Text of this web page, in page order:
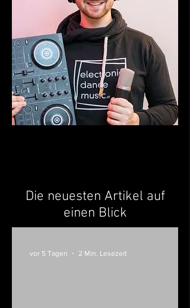
Die neuesten Artikel auf
einen Blick
vor 5 Tagen 2 Min. Lesezeit